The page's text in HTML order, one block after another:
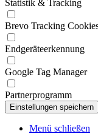
Statistik & Tracking
Brevo Tracking
Endgeräteerkennung
Google Tag Manager
Partnerprogramm
Menü schließen